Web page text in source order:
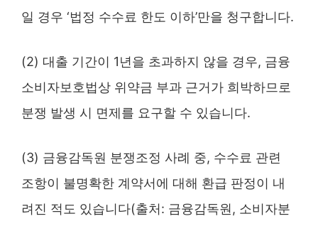
일 경우 ‘법정 수수료 한도 이하’만을 청구합니다.
(2) 대출 기간이 1년을 초과하지 않을 경우, 금융
소비자보호법상 위약금 부과 근거가 희박하므로
분쟁 발생 시 면제를 요구할 수 있습니다.
(3) 금융감독원 분쟁조정 사례 중, 수수료 관련
조항이 불명확한 계약서에 대해 환급 판정이 내
려진 적도 있습니다(출처: 금융감독원, 소비자분